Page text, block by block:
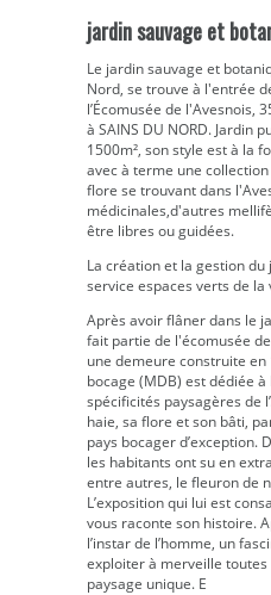
jardin sauvage et
Le jardin sauvage et
Nord, se trouve à l'entrée
l’Écomusée de l'Avesnois,
à SAINS DU NORD. Jardin
1500m², son style est à la
avec à terme une
flore se trouvant dans
médicinales,d'autres
être libres ou guidées.
La création et la gestion
service espaces verts de la
Après avoir flâner dans le
fait partie de l'écomusée
une demeure construite en
bocage (MDB) est dédiée
spécificités paysagères de
haie, sa flore et son bâti,
pays bocager d’exception.
les habitants ont su en
entre autres, le fleuron de
L’exposition qui lui est
vous raconte son histoire.
l’instar de l’homme, un
exploiter à merveille toutes
paysage unique. E